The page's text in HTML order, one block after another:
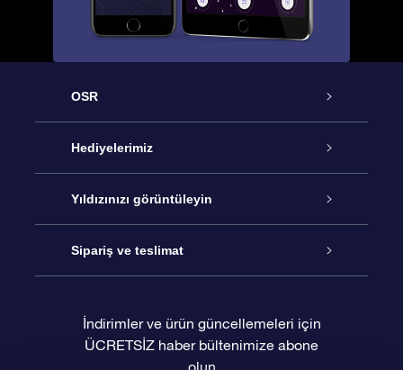
OSR
Hizmet
İletişim
Blogu
Değerlendirmeler
Hediyelerimiz
Çevrimiçi Yıldız Hediyesi
OSR Hediye Paketi
OSR Hediye Kartı
Yıldızınızı görüntüleyin
Star Register
Kişiselleştirilmiş Yıldız Sayfası
Sipariş ve teslimat
Ödeme bilgileri
İndirimler ve ürün güncellemeleri için
ÜCRETSİZ haber bültenimize abone
olun